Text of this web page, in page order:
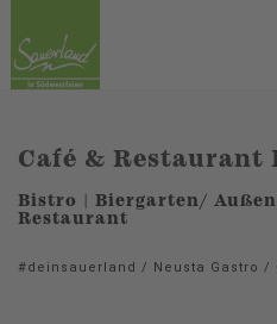
Café & Restaurant
Bistro | Biergarten/
Restaurant
#deinsauerland / Neusta Gastro /